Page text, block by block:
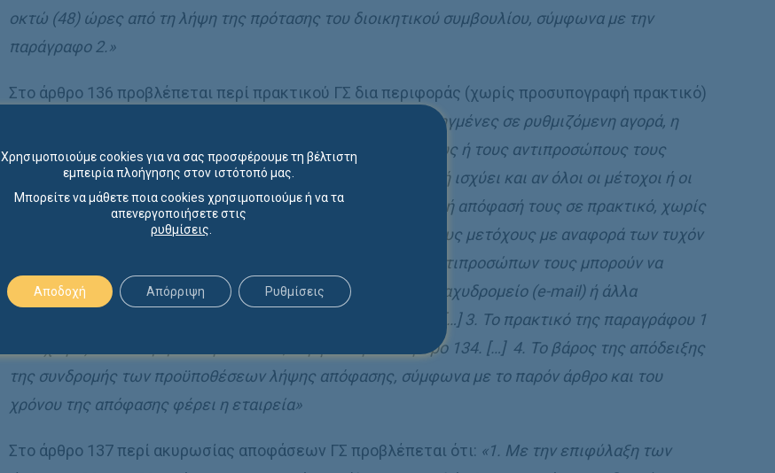
οκτώ (48) ώρες από τη λήψη της πρότασης του διοικητικού συμβουλίου, σύμφωνα με την
παράγραφο 2.»
Στο άρθρο 136 προβλέπεται περί πρακτικού ΓΣ δια περιφοράς (χωρίς προσυπογραφή πρακτικό)
«1. Στις εταιρείες των οποίων οι μετοχές δεν είναι εισηγμένες σε ρυθμιζόμενη αγορά, η
κατάρτιση και υπογραφή πρακτικού από όλους τους μετόχους ή τους αντιπροσώπους τους
ισχύει ως απόφαση της γενικής συνέλευσης. Η ρύθμιση αυτή ισχύει και αν όλοι οι μέτοχοι ή οι
αντιπρόσωποί τους συμφωνούν να αποτυπωθεί πλειοψηφική απόφασή τους σε πρακτικό, χωρίς
συνέλευση. Το σχετικό πρακτικό υπογράφεται από όλους τους μετόχους με αναφορά των τυχόν
μειοψηφούντων. […] 2. Οι υπογραφές των μετόχων ή των αντιπροσώπων τους μπορούν να
αντικαθίστανται με ανταλλαγή μηνυμάτων με ηλεκτρονικό ταχυδρομείο (e-mail) ή άλλα
ηλεκτρονικά μέσα, αν τούτο προβλέπεται στο καταστατικό. […] 3. Το πρακτικό της παραγράφου 1
καταχωρίζεται στο βιβλίο πρακτικών, σύμφωνα με το άρθρο 134. […] 4. Το βάρος της απόδειξης
της συνδρομής των προϋποθέσεων λήψης απόφασης, σύμφωνα με το παρόν άρθρο και του
χρόνου της απόφασης φέρει η εταιρεία»
Στο άρθρο 137 περί ακυρωσίας αποφάσεων ΓΣ προβλέπεται ότι: «1. Με την επιφύλαξη των
Χρησιμοποιούμε cookies για να σας προσφέρουμε τη βέλτιστη
εμπειρία πλοήγησης στον ιστότοπό μας.
Μπορείτε να μάθετε ποια cookies χρησιμοποιούμε ή να τα
απενεργοποιήσετε στις
ρυθμίσεις
Αποδοχή Απόρριψη Ρυθμίσεις